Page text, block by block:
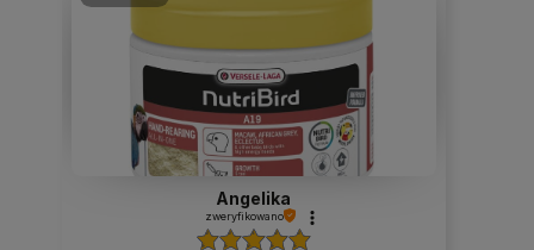
Angelika
zweryfikowano